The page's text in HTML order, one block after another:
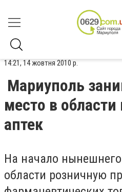
14:21, 14 жовтня 2010 р.
Мариуполь
место в области
аптек
На начало
области розничную